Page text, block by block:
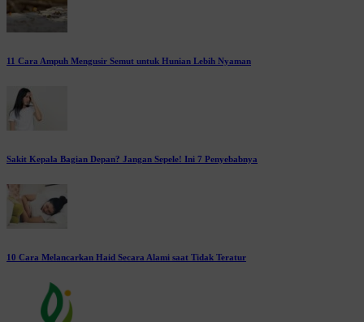
11 Cara Ampuh Mengusir Semut untuk Hunian Lebih Nyaman
Sakit Kepala Bagian Depan? Jangan Sepele! Ini 7 Penyebabnya
10 Cara Melancarkan Haid Secara Alami saat Tidak Teratur